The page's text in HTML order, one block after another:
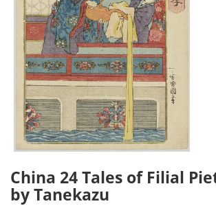
China 24 Tales of Filial
by Tanekazu